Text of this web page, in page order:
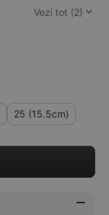
Vezi tot (2)
25 (15.5cm)